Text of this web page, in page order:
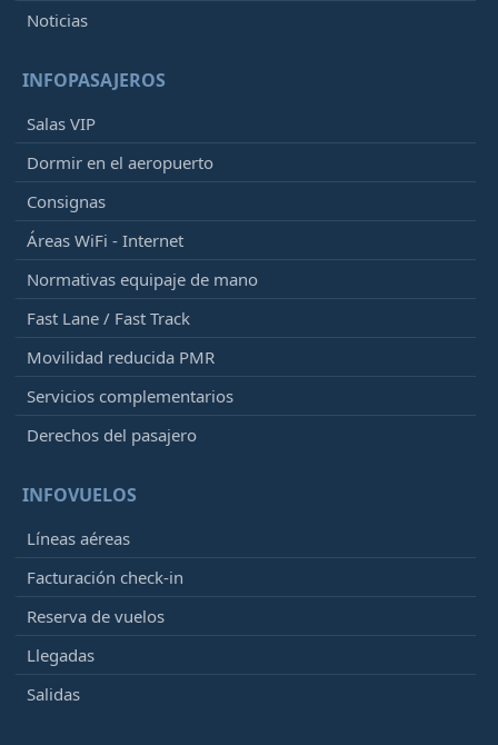
Noticias
INFOPASAJEROS
Salas VIP
Dormir en el aeropuerto
Consignas
Áreas WiFi - Internet
Normativas equipaje de mano
Fast Lane / Fast Track
Movilidad reducida PMR
Servicios complementarios
Derechos del pasajero
INFOVUELOS
Líneas aéreas
Facturación check-in
Reserva de vuelos
Llegadas
Salidas